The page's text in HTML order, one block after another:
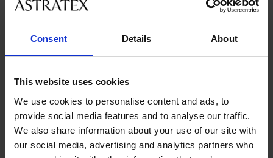
Consent Details About
This website uses cookies
We use cookies to personalise content and ads, to
provide social media features and to analyse our traffic.
We also share information about your use of our site with
our social media, advertising and analytics partners who
Nejoblíbenější značky
Astratex
Diamond by Astratex Dkaren Sp. z o.o.
Nejčastěji vybírané barvy
růžová
modrá černá smetanová